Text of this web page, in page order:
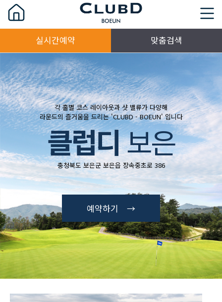
실시간예약 맞춤검색
각 홀별 코스 레이아웃과 샷 밸류가 다양해
라운드의 즐거움을 드리는 'CLUBD - BOEUN' 입니다
클럽디보은
충청북도 보은군 보은읍 장속중초로 386
예약하기 →